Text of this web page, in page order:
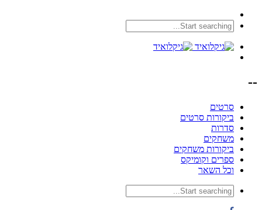
--
סרטים
ביקורות סרטים
סדרות
משחקים
ביקורות משחקים
ספרים וקומיקס
וכל השאר